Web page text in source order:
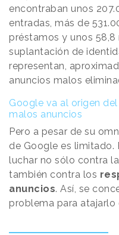
encontraban unos
entradas, más de
préstamos y unos
suplantación de
representan,
anuncios malos
Google va al origen
malos anuncios
Pero a pesar de su
de Google es limitado.
luchar no sólo contra
también contra los
anuncios. Así, se
problema para atajarlo